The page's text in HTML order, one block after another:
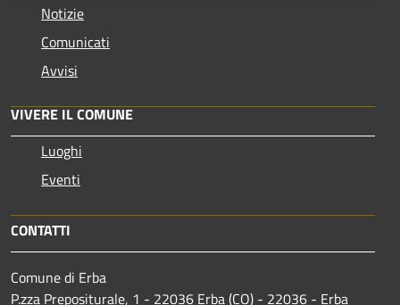
Notizie
Comunicati
Avvisi
VIVERE IL COMUNE
Luoghi
Eventi
CONTATTI
Comune di Erba
P.zza Prepositurale, 1 - 22036 Erba (CO) - 22036 - Erba